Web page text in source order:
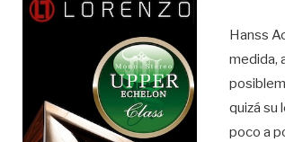
Hanss
medida,
quizá su
poco a